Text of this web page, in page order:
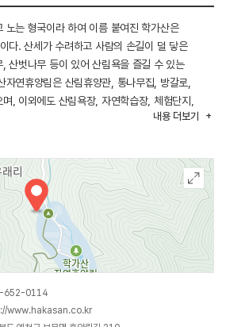
노는 형국이라 하여 이름 붙여진 학가산은
다. 산세가 수려하고 사람의 손길이 덜 닿은
산벗나무 등이 있어 산림욕을 즐길 수 있는
자연휴양림은 산림휴양관, 통나무집, 방갈로,
, 이외에도 산림욕장, 자연학습장, 체험단지,
즐길 수 있는 시설도 마련되어 있다. 다양한
. 옆에는 계곡이 흘러 여름 물놀이를 할 수 있고
있어 2시간 정도면 정상에 도착할 수 있다.
내용 더보기
652-0114
www.hakasan.co.kr